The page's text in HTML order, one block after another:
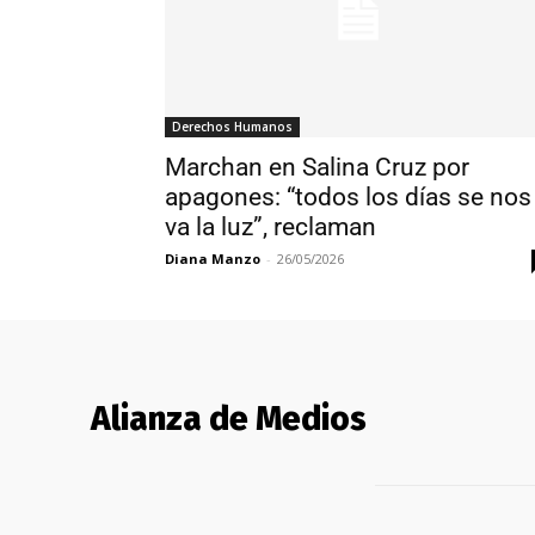
Derechos Humanos
Marchan en Salina Cruz por
apagones: “todos los días se nos
va la luz”, reclaman
Diana Manzo - 26/05/2026
Alianza de Medios